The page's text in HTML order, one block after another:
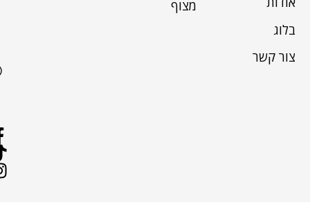
בלוג
צור קשר
מצוף